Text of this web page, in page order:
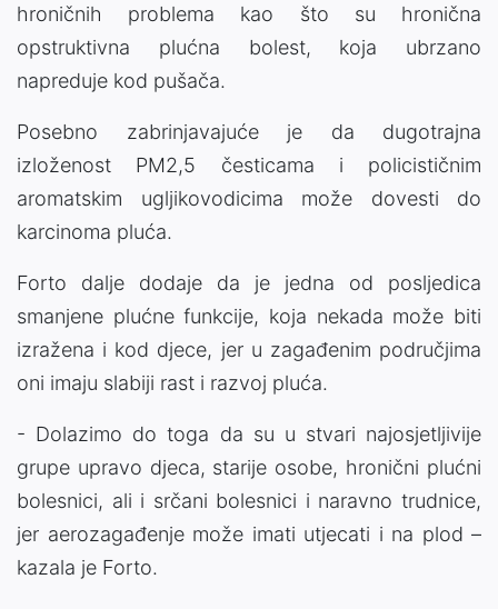
hroničnih problema kao što su hronična
opstruktivna plućna bolest, koja ubrzano
napreduje kod pušača.
Posebno zabrinjavajuće je da dugotrajna
izloženost PM2,5 česticama i policističnim
aromatskim ugljikovodicima može dovesti do
karcinoma pluća.
Forto dalje dodaje da je jedna od posljedica
smanjene plućne funkcije, koja nekada može biti
izražena i kod djece, jer u zagađenim područjima
oni imaju slabiji rast i razvoj pluća.
- Dolazimo do toga da su u stvari najosjetljivije
grupe upravo djeca, starije osobe, hronični plućni
bolesnici, ali i srčani bolesnici i naravno trudnice,
jer aerozagađenje može imati utjecati i na plod –
kazala je Forto.